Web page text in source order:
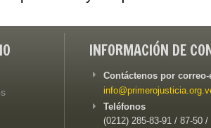
INFORMACIÓN DE
Contáctenos por
Teléfonos
(0212) 285-83-91 / 87-50 /